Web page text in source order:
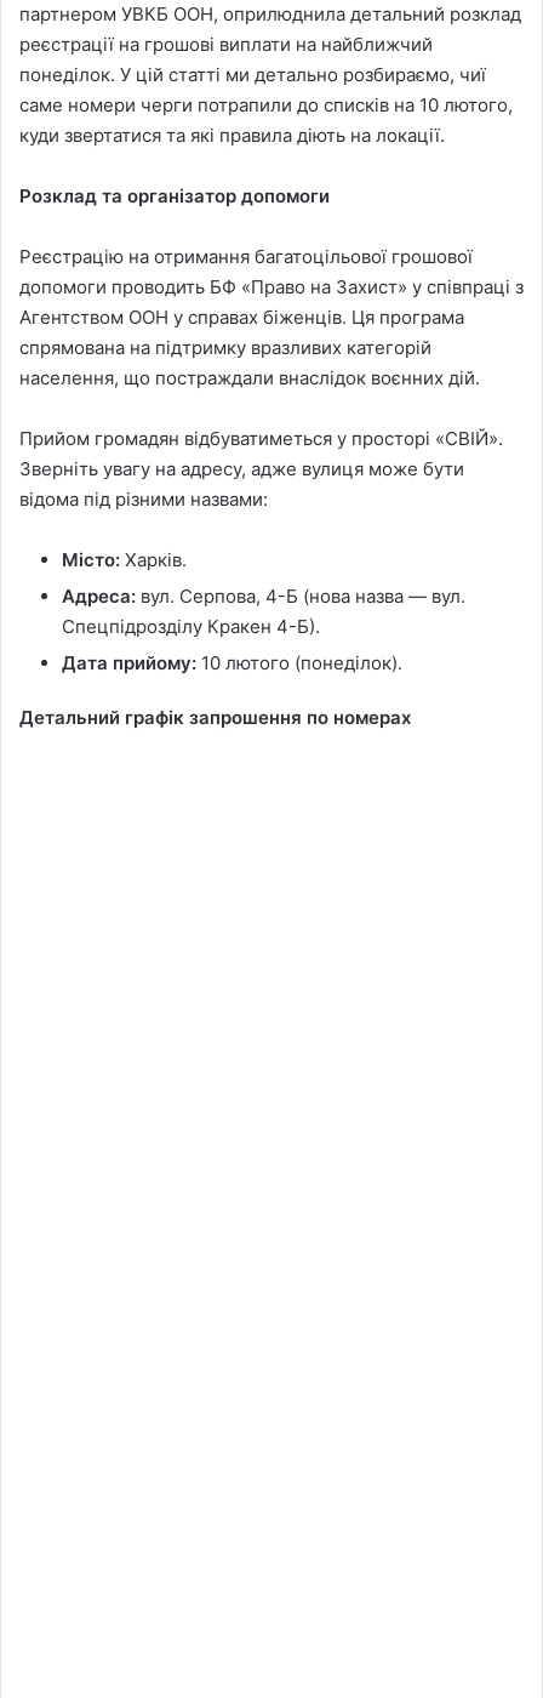
партнером УВКБ ООН, оприлюднила детальний розклад
реєстрації на грошові виплати на найближчий
понеділок. У цій статті ми детально розбираємо, чиї
саме номери черги потрапили до списків на 10 лютого,
куди звертатися та які правила діють на локації.
Розклад та організатор допомоги
Реєстрацію на отримання багатоцільової грошової
допомоги проводить БФ «Право на Захист» у співпраці з
Агентством ООН у справах біженців. Ця програма
спрямована на підтримку вразливих категорій
населення, що постраждали внаслідок воєнних дій.
Прийом громадян відбуватиметься у просторі «СВІЙ».
Зверніть увагу на адресу, адже вулиця може бути
відома під різними назвами:
Місто: Харків.
Адреса: вул. Серпова, 4-Б (нова назва — вул.
Спецпідрозділу Кракен 4-Б).
Дата прийому: 10 лютого (понеділок).
Детальний графік запрошення по номерах